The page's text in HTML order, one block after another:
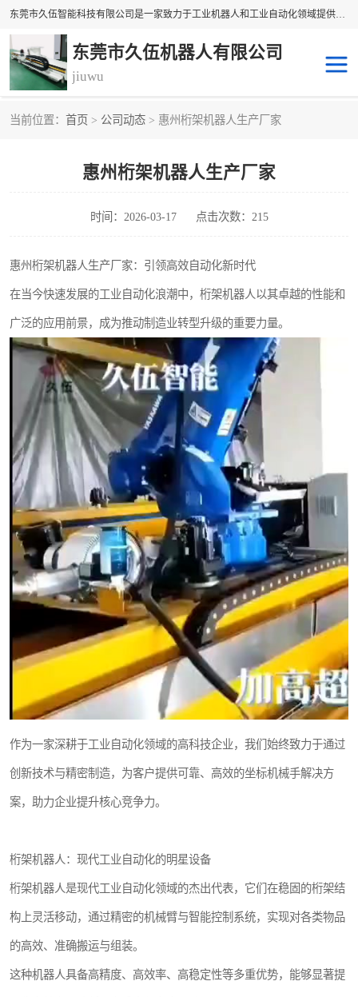
东莞市久伍智能科技有限公司是一家致力于工业机器人和工业自动化领域提供坐标机 械手解决方案的民族品牌企业。 本公司产品包括自动上下料机械手、多轴机械手、直线电机、精密定位滑台、线性滑台、重型模组、地轨等高精密传动组件。公司集设计，研发，制造及销售于一体的高科技企业。 将持续创新，更加专注于线性传动技术与产品研发，为您提供更、精密、可靠的产品与 技术，为中国自动化核心零部件做出贡献。
东莞市久伍机器人有限公司
jiuwu
当前位置： 首页 > 公司动态 > 惠州桁架机器人生产厂家
惠州桁架机器人生产厂家
时间：2026-03-17 点击次数：215
惠州桁架机器人生产厂家：引领高效自动化新时代
在当今快速发展的工业自动化浪潮中，桁架机器人以其卓越的性能和
广泛的应用前景，成为推动制造业转型升级的重要力量。
作为一家深耕于工业自动化领域的高科技企业，我们始终致力于通过
创新技术与精密制造，为客户提供可靠、高效的坐标机械手解决方
案，助力企业提升核心竞争力。
桁架机器人：现代工业自动化的明星设备
桁架机器人是现代工业自动化领域的杰出代表，它们在稳固的桁架结
构上灵活移动，通过精密的机械臂与智能控制系统，实现对各类物品
的高效、准确搬运与组装。
这种机器人具备高精度、高效率、高稳定性等多重优势，能够显著提
桁架机械手 龙门桁架
机器人机械手